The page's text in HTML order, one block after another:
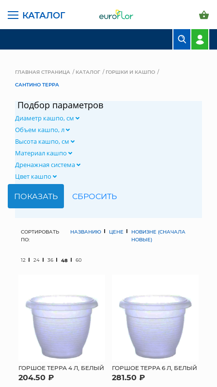
КАТАЛОГ
СВАДЕБНАЯ ФЛОРИСТИКА
МЯГКИЕ ИГРУШКИ
СУНДУКИ
ИСКУССТВЕННЫЕ ЦВЕТЫ
ПАКЕТЫ И СУМКИ
ПОДАРОЧНЫЕ КАРТЫ
ГЛАВНАЯ СТРАНИЦА КАТАЛОГ
ГОРШКИ И КАШПО
САНТИНО ТЕРРА
Подбор параметров
Диаметр кашпо, см
Объем кашпо, л
Высота кашпо, см
Материал кашпо
Дренажная система
Цвет кашпо
СОРТИРОВАТЬ
ПО:
НАЗВАНИЮ ЦЕНЕ
НОВИЗНЕ (СНАЧАЛА
НОВЫЕ)
12 24 36 48 60
ГОРШОЕ ТЕРРА 4 Л, БЕЛЫЙ
204.50 ₽
ГОРШОЕ ТЕРРА 6 Л, БЕЛЫЙ
281.50 ₽